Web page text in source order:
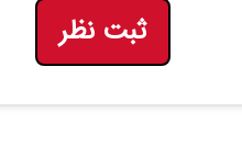
ثبت نظر